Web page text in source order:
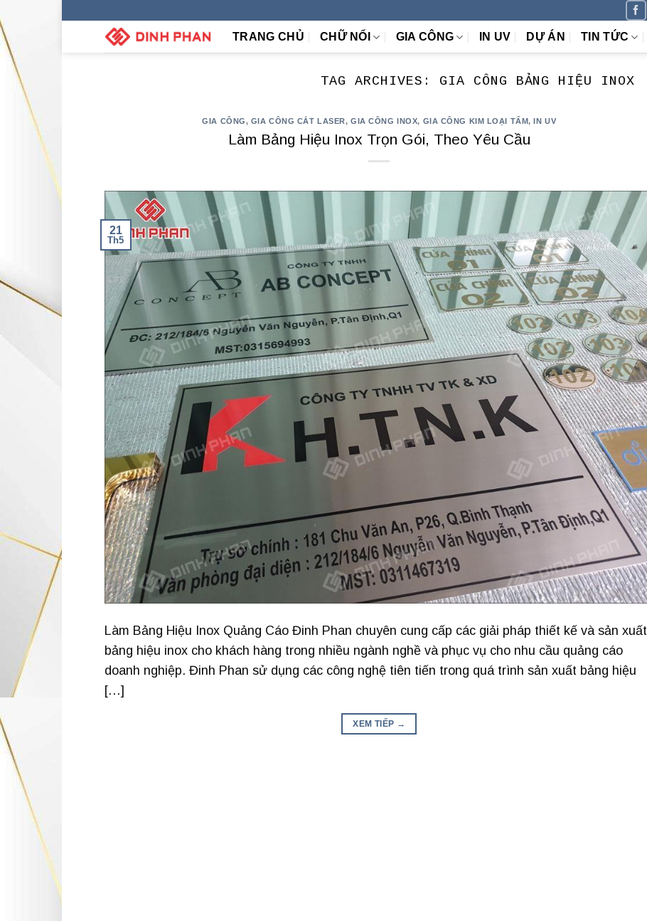
TRANG CHỦ CHỮ NỔI GIA CÔNG IN UV DỰ ÁN TIN TỨC
TAG ARCHIVES: GIA CÔNG BẢNG HIỆU INOX
GIA CÔNG, GIA CÔNG CẮT LASER,GIA CÔNG INOX, GIA CÔNG KIM LOẠI TẤM, IN UV
Làm Bảng Hiệu Inox Trọn Gói, Theo Yêu Cầu
21
Th5
Làm Bảng Hiệu Inox Quảng Cáo Đinh Phan chuyên cung cấp các giải pháp thiết kế và sản xuất
bảng hiệu inox cho khách hàng trong nhiều ngành nghề và phục vụ cho nhu cầu quảng cáo
doanh nghiệp. Đinh Phan sử dụng các công nghệ tiên tiến trong quá trình sản xuất bảng hiệu
[…]
XEM TIẾP →